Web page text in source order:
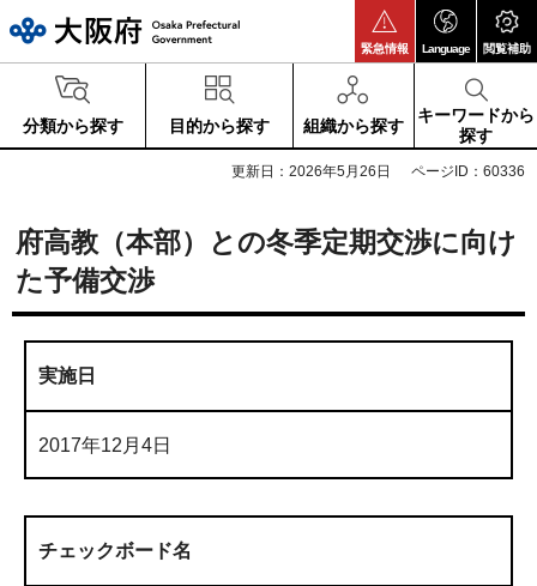
緊急情報 Language 閲覧補助
分類から探す 目的から探す 組織から探す
キーワードから
探す
更新日：2026年5月26日 ページID：60336
府高教（本部）との冬季定期交渉に向け
た予備交渉
実施日
2017年12月4日
チェックボード名